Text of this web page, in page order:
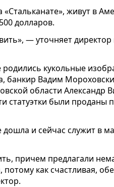
живут в
долларов.
— уточняет
кукольные
банкир Вадим
области Александр
статуэтки были проданы
дошла и сейчас служит в
причем предлагали
как счастливая,